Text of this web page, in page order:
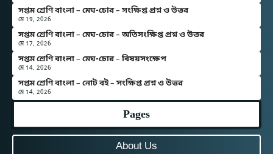
সপ্তম শ্রেণি বাংলা – মেঘ-চোর – সংক্ষিপ্ত প্রশ্ন ও উত্তর
মে 19, 2026
সপ্তম শ্রেণি বাংলা – মেঘ-চোর – অতিসংক্ষিপ্ত প্রশ্ন ও উত্তর
মে 17, 2026
সপ্তম শ্রেণি বাংলা – মেঘ-চোর – বিষয়সংক্ষেপ
মে 14, 2026
সপ্তম শ্রেণি বাংলা – নোট বই – সংক্ষিপ্ত প্রশ্ন ও উত্তর
মে 14, 2026
Pages
About Us